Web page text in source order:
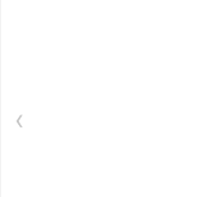
‹